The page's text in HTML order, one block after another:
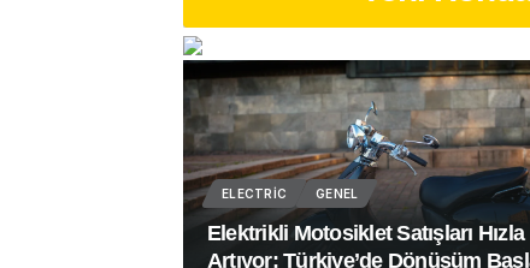
ELECTRIC GENEL
Elektrikli Motosiklet Satışları Hızla
Artıyor: Türkiye’de Dönüşüm